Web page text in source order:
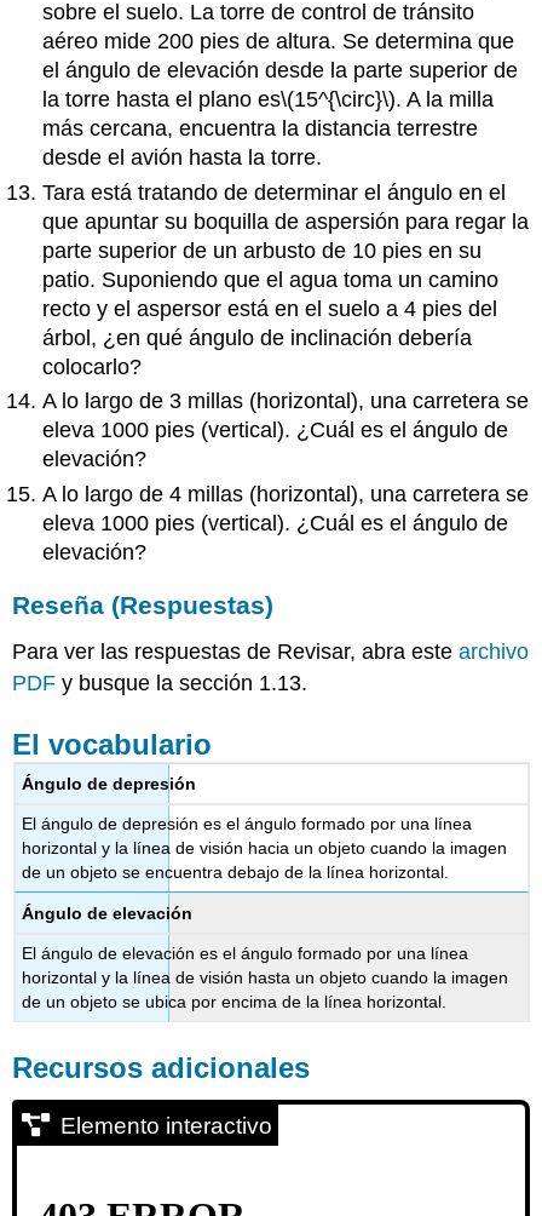
sobre el suelo. La torre de control de tránsito
aéreo mide 200 pies de altura. Se determina que
el ángulo de elevación desde la parte superior de
la torre hasta el plano es\(15^{\circ}\). A la milla
más cercana, encuentra la distancia terrestre
desde el avión hasta la torre.
Tara está tratando de determinar el ángulo en el
que apuntar su boquilla de aspersión para regar la
parte superior de un arbusto de 10 pies en su
patio. Suponiendo que el agua toma un camino
recto y el aspersor está en el suelo a 4 pies del
árbol, ¿en qué ángulo de inclinación debería
colocarlo?
A lo largo de 3 millas (horizontal), una carretera se
eleva 1000 pies (vertical). ¿Cuál es el ángulo de
elevación?
A lo largo de 4 millas (horizontal), una carretera se
eleva 1000 pies (vertical). ¿Cuál es el ángulo de
elevación?
Reseña (Respuestas)
Para ver las respuestas de Revisar, abra estearchivo
PDF y busque la sección 1.13.
El vocabulario
Ángulo de depresión
El ángulo de depresión es el ángulo formado por una línea
horizontal y la línea de visión hacia un objeto cuando la imagen
de un objeto se encuentra debajo de la línea horizontal.
Ángulo de elevación
El ángulo de elevación es el ángulo formado por una línea
horizontal y la línea de visión hasta un objeto cuando la imagen
de un objeto se ubica por encima de la línea horizontal.
Recursos adicionales
Elemento interactivo